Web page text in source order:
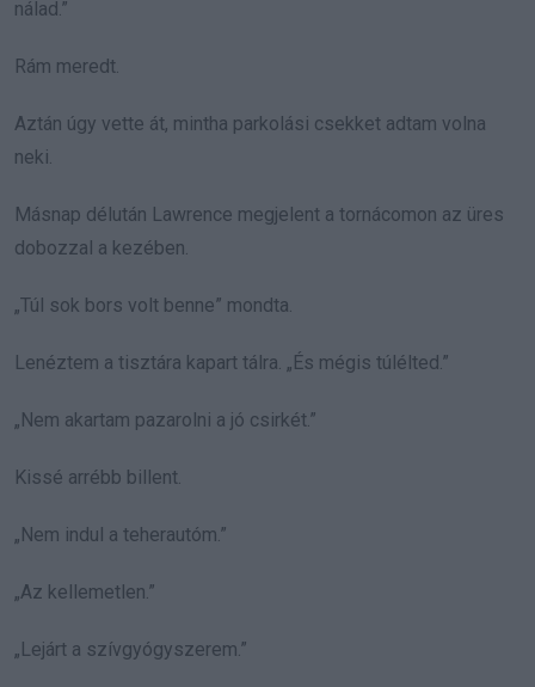
nálad.”
Rám meredt.
Aztán úgy vette át, mintha parkolási csekket adtam volna
neki.
Másnap délután Lawrence megjelent a tornácomon az üres
dobozzal a kezében.
„Túl sok bors volt benne” mondta.
Lenéztem a tisztára kapart tálra. „És mégis túlélted.”
„Nem akartam pazarolni a jó csirkét.”
Kissé arrébb billent.
„Nem indul a teherautóm.”
„Az kellemetlen.”
„Lejárt a szívgyógyszerem.”